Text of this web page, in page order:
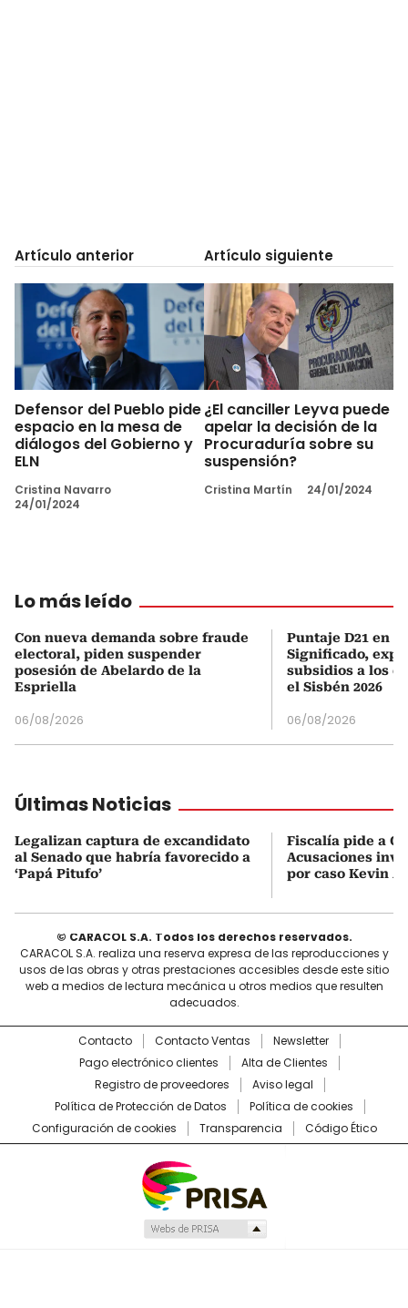
Artículo anterior
Defensor del Pueblo pide
espacio en la mesa de
diálogos del Gobierno y
ELN
Cristina Navarro
24/01/2024
Artículo siguiente
¿El canciller Leyva puede
apelar la decisión de la
Procuraduría sobre su
suspensión?
Cristina Martín 24/01/2024
Lo más leído
Con nueva demanda sobre fraude
electoral, piden suspender
posesión de Abelardo de la
Espriella
06/08/2026
Puntaje D21 en
Significado,
subsidios a los
el Sisbén 2026
06/08/2026
Últimas Noticias
Legalizan captura de excandidato
al Senado que habría favorecido a
‘Papá Pitufo’
Fiscalía pide a
Acusaciones
por caso Kevin
© CARACOL S.A. Todos los derechos reservados.
CARACOL S.A. realiza una reserva expresa de las reproducciones y
usos de las obras y otras prestaciones accesibles desde este sitio
web a medios de lectura mecánica u otros medios que resulten
adecuados.
Contacto Contacto Ventas
Newsletter
Pago electrónico clientes
Alta de Clientes
Registro de proveedores
Aviso legal
Política de Protección de Datos
Política de cookies
Configuración de cookies
Transparencia Código Ético